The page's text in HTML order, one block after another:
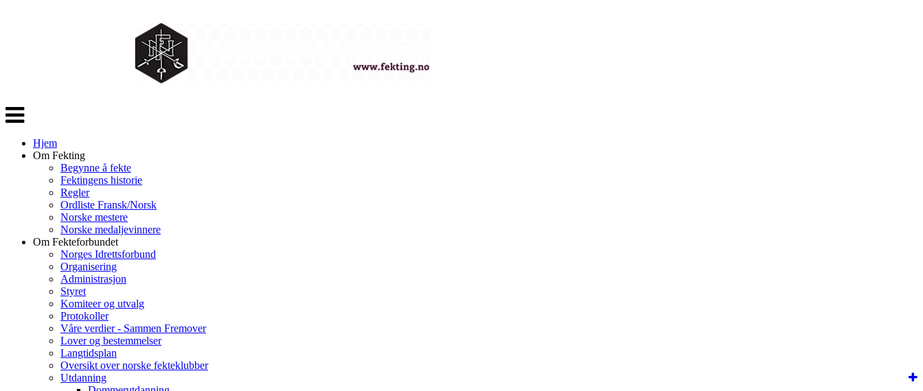
Veksle
navigasjon
Hjem
Om Fekting
Begynne å fekte
Fektingens historie
Regler
Ordliste Fransk/Norsk
Norske mestere
Norske medaljevinnere
Om Fekteforbundet
Norges Idrettsforbund
Organisering
Administrasjon
Styret
Komiteer og utvalg
Protokoller
Våre verdier - Sammen Fremover
Lover og bestemmelser
Langtidsplan
Oversikt over norske fekteklubber
Utdanning